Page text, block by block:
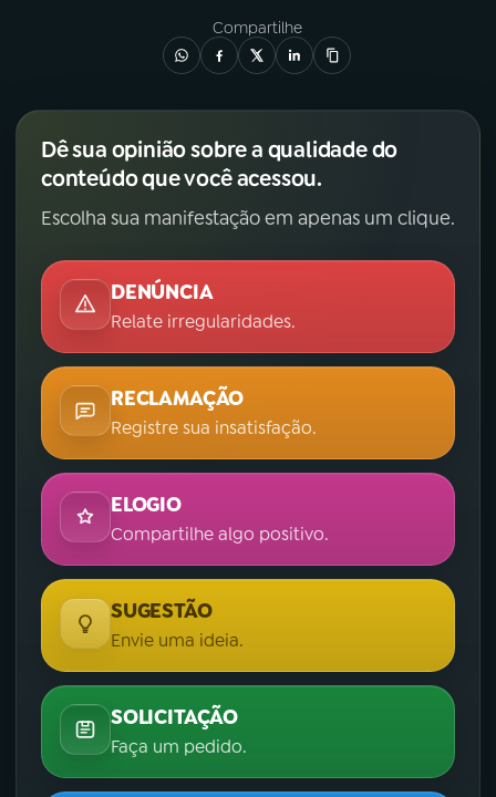
Compartilhe
Dê sua opinião sobre a qualidade do
conteúdo que você acessou.
Escolha sua manifestação em apenas um clique.
DENÚNCIA
Relate irregularidades.
RECLAMAÇÃO
Registre sua insatisfação.
ELOGIO
Compartilhe algo positivo.
SUGESTÃO
Envie uma ideia.
SOLICITAÇÃO
Faça um pedido.